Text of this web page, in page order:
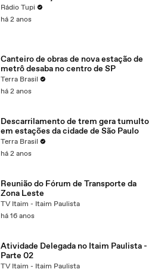
Rádio Tupi
há 2 anos
Canteiro de obras de nova estação de
metrô desaba no centro de SP
Terra Brasil
há 2 anos
Descarrilamento de trem gera tumulto
em estações da cidade de São Paulo
Terra Brasil
há 2 anos
Reunião do Fórum de Transporte da
Zona Leste
TV Itaim - Itaim Paulista
há 16 anos
Atividade Delegada no Itaim Paulista -
Parte 02
TV Itaim - Itaim Paulista